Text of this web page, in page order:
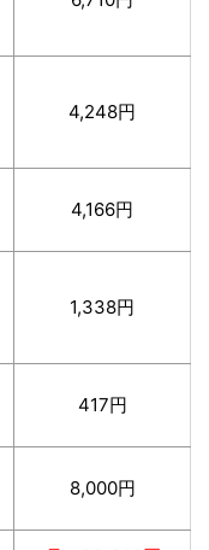
4,248円
4,166円
1,338円
417円
8,000円